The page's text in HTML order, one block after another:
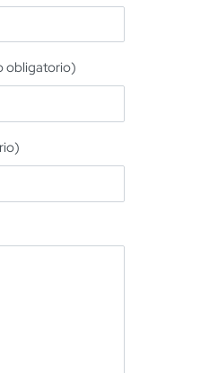
obligatorio)